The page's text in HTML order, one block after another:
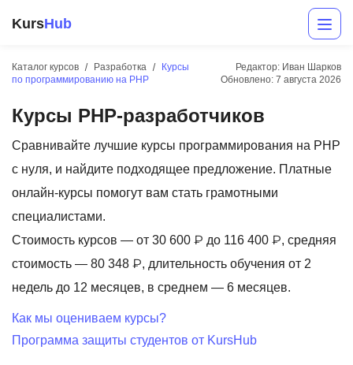
KursHub
Каталог курсов Разработка
Курсы
по программированию на PHP
Редактор: Иван Шарков
Обновлено: 7 августа 2026
Курсы PHP-разработчиков
Сравнивайте лучшие курсы программирования на PHP
с нуля, и найдите подходящее предложение. Платные
онлайн-курсы помогут вам стать грамотными
специалистами.
Стоимость курсов — от 30 600 ₽ до 116 400 ₽, средняя
стоимость — 80 348 ₽, длительность обучения от 2
недель до 12 месяцев, в среднем — 6 месяцев.
Как мы оцениваем курсы?
Программа защиты студентов от KursHub
Разработка
Маркетинг
Аналитика
Менеджмент